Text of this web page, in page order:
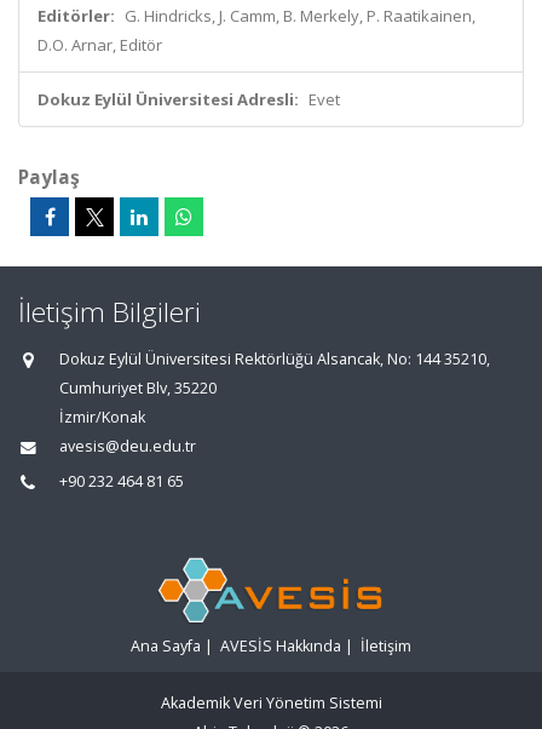
Editörler: G. Hindricks, J. Camm, B. Merkely, P. Raatikainen,
D.O. Arnar, Editör
Dokuz Eylül Üniversitesi Adresli: Evet
Paylaş
İletişim Bilgileri
Dokuz Eylül Üniversitesi Rektörlüğü Alsancak, No: 144 35210,
Cumhuriyet Blv, 35220
İzmir/Konak
avesis@deu.edu.tr
+90 232 464 81 65
Ana Sayfa | AVESİS Hakkında | İletişim
Akademik Veri Yönetim Sistemi